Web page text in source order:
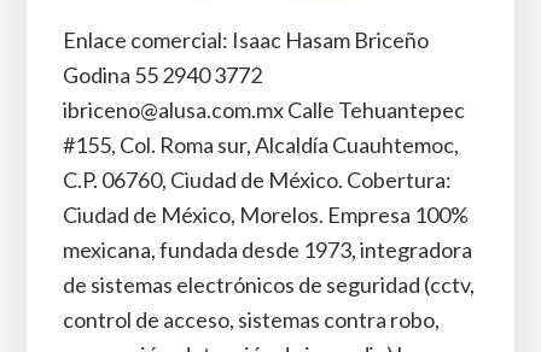
Enlace comercial: Isaac Hasam Briceño
Godina 55 2940 3772
ibriceno@alusa.com.mx Calle Tehuantepec
#155, Col. Roma sur, Alcaldía Cuauhtemoc,
C.P. 06760, Ciudad de México. Cobertura:
Ciudad de México, Morelos. Empresa 100%
mexicana, fundada desde 1973, integradora
de sistemas electrónicos de seguridad (cctv,
control de acceso, sistemas contra robo,